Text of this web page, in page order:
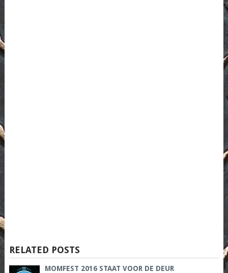
RELATED POSTS
MOMFEST 2016 STAAT VOOR DE DEUR